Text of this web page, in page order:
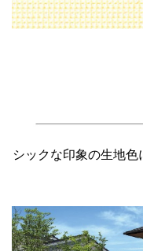
シックな印象の生地